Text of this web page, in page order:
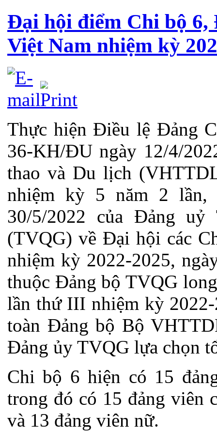
Đại hội điểm Chi bộ 6,
Việt Nam nhiệm kỳ
Thực hiện Điều lệ Đảng
36-KH/ĐU ngày 12/4/
thao và Du lịch
nhiệm kỳ 5 năm 2 lần,
30/5/2022 của Đảng
(TVQG) về Đại hội các
nhiệm kỳ 2022-2025,
thuộc Đảng bộ TVQG
lần thứ III nhiệm kỳ
toàn Đảng bộ Bộ
Đảng ủy TVQG lựa chọn
Chi bộ 6 hiện có 15
trong đó có 15 đảng viên
và 13 đảng viên nữ.